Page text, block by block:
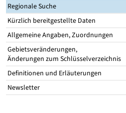
Regionale Suche
Kürzlich bereitgestellte Daten
Allgemeine Angaben, Zuordnungen
Gebietsveränderungen,
Änderungen zum Schlüsselverzeichnis
Definitionen und Erläuterungen
Newsletter